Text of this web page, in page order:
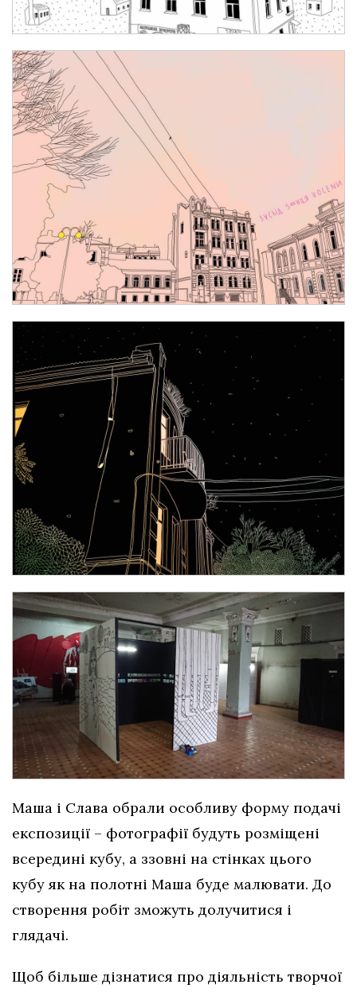
Маша і Слава обрали особливу форму подачі
експозиції – фотографії будуть розміщені
всередині кубу, а ззовні на стінках цього
кубу як на полотні Маша буде малювати. До
створення робіт зможуть долучитися і
глядачі.
Щоб більше дізнатися про діяльність творчої